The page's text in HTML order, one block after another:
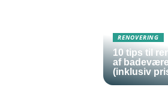
RENOVERING
10 tips til
af
(inklusiv